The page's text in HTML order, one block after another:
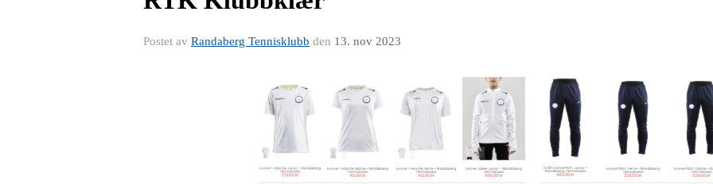
Postet av Randaberg Tennisklubb den 13. nov 2023